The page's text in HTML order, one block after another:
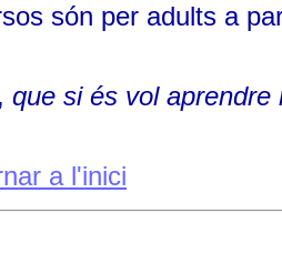
són per adults a
que si és vol aprendre
a l'inici